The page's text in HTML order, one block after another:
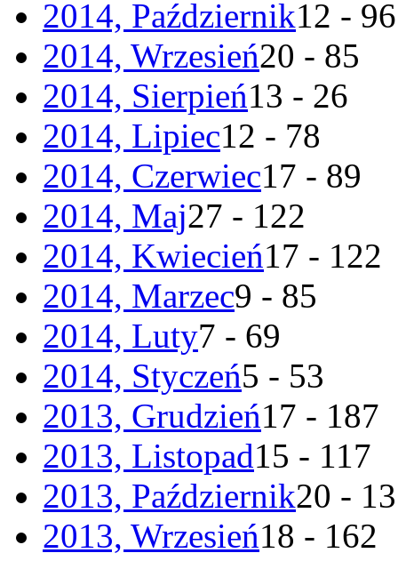
2014, Październik12 - 96
2014, Wrzesień20 - 85
2014, Sierpień13 - 26
2014, Lipiec12 - 78
2014, Czerwiec17 - 89
2014, Maj27 - 122
2014, Kwiecień17 - 122
2014, Marzec9 - 85
2014, Luty7 - 69
2014, Styczeń5 - 53
2013, Grudzień17 - 187
2013, Listopad15 - 117
2013, Październik20 -
2013, Wrzesień18 - 162